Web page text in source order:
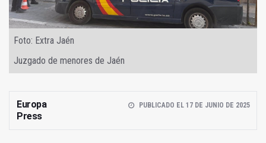
Foto: Extra Jaén
Juzgado de menores de Jaén
Europa
Press
PUBLICADO EL 17 DE JUNIO DE 2025